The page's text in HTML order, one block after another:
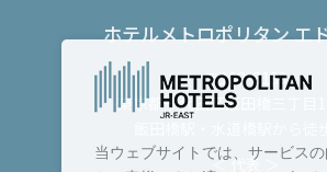
ホテルメトロポリタン エ
〒102-8130
東京都千代田区飯田橋三丁目
＜ 代表 ＞
当ウェブサイトでは、サービスの